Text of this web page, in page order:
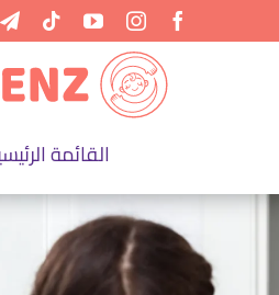
القائمة
الرئيسية
الأكاديمية